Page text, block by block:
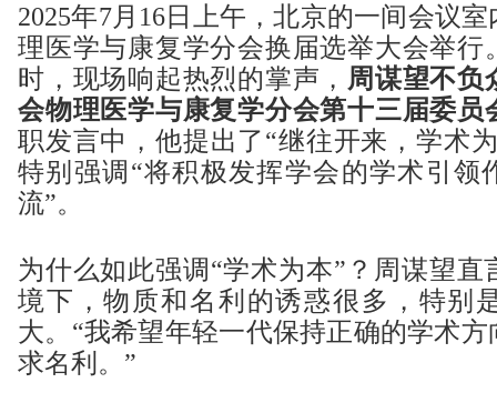
2025年7月16日上午，北京的一间会议
理医学与康复学分会换届选举大会举行
时，现场响起热烈的掌声， 周谋望不负
会物理医学与康复学分会第十三届委员
职发言中，他提出了“继往开来，学术
特别强调“将积极发挥学会的学术引领
流”。
为什么如此强调“学术为本”？周谋望直
境下，物质和名利的诱惑很多，特别
大。“我希望年轻一代保持正确的学术
求名利。”